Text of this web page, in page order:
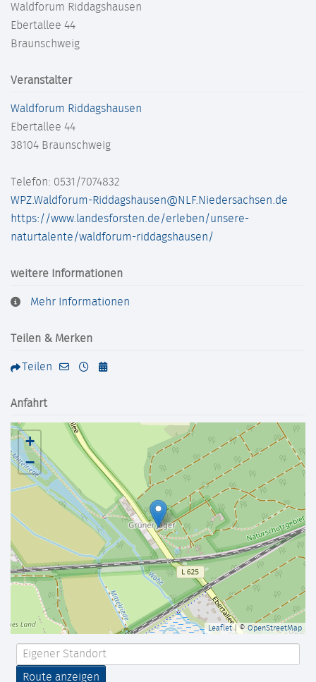
Waldforum Riddagshausen
Ebertallee 44
Braunschweig
Veranstalter
Waldforum Riddagshausen
Ebertallee 44
38104 Braunschweig
Telefon: 0531/7074832
WPZ.Waldforum-Riddagshausen@NLF.Niedersachsen.de
https://www.landesforsten.de/erleben/unsere-
naturtalente/waldforum-riddagshausen/
weitere Informationen
Mehr Informationen
Teilen & Merken
Teilen
Anfahrt
+
−
Leaflet| ©OpenStreetMap